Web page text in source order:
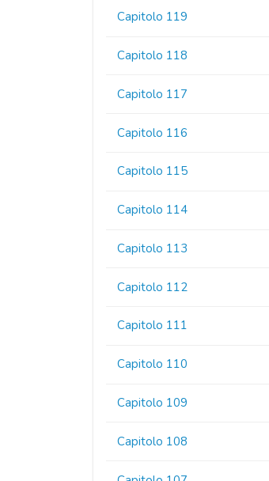
Capitolo 119
Capitolo 118
Capitolo 117
Capitolo 116
Capitolo 115
Capitolo 114
Capitolo 113
Capitolo 112
Capitolo 111
Capitolo 110
Capitolo 109
Capitolo 108